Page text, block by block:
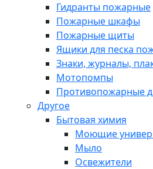
Гидранты пожарные
Пожарные шкафы
Пожарные щиты
Ящики для песка
Знаки, журналы,
Мотопомпы
Противопожарные
Другое
Бытовая химия
Моющие
Мыло
Освежители